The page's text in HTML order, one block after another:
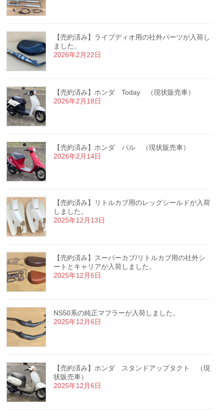
【売約済み】ライブディオ用の社外パーツが入荷し
ました。
2026年2月22日
【売約済み】ホンダ Today （現状販売車）
2026年2月18日
【売約済み】ホンダ パル （現状販売車）
2026年2月14日
【売約済み】リトルカブ用のレッグシールドが入荷
しました。
2025年12月13日
【売約済み】スーパーカブ/リトルカブ用の社外シ
ートとキャリアが入荷しました。
2025年12月6日
NS50系の純正マフラーが入荷しました。
2025年12月6日
【売約済み】ホンダ スタンドアップタクト （現
状販売車）
2025年12月6日